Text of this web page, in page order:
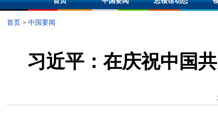
首页 > 中国要闻
习近平：在庆祝中国